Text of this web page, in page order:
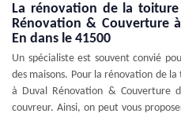
La rénovation de la
Rénovation & Couverture
En dans le 41500
Un spécialiste est souvent convié
des maisons. Pour la rénovation de
à Duval Rénovation & Couverture
couvreur. Ainsi, on peut vous